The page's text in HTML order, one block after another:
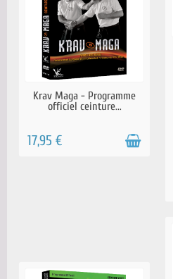
EN STOCK
Krav Maga - Programme
officiel ceinture...
17,95 €